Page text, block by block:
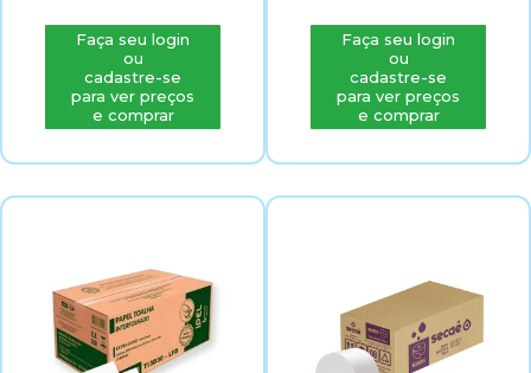
Faça seu login
ou
cadastre-se
para ver preços
e comprar
Faça seu login
ou
cadastre-se
para ver preços
e comprar